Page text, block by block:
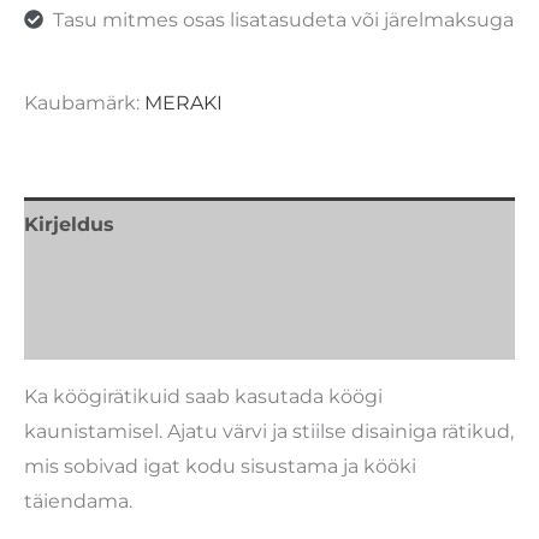
Tasu mitmes osas lisatasudeta või järelmaksuga
Kaubamärk: MERAKI
Kirjeldus
Ka köögirätikuid saab kasutada köögi
kaunistamisel. Ajatu värvi ja stiilse disainiga rätikud,
mis sobivad igat kodu sisustama ja kööki
täiendama.